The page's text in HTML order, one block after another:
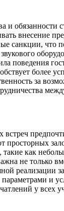
и обязанности
внесение
санкции, что
поведения
более
за
встреч
просторных
такие как
не только
реализации
и
у всех